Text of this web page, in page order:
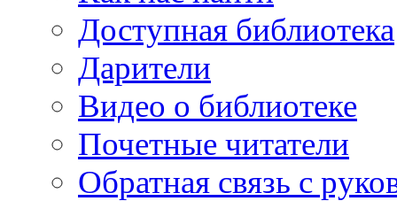
Доступная библиотека
Дарители
Видео о библиотеке
Почетные читатели
Обратная связь с